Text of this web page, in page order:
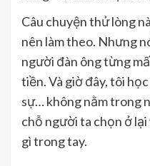
Câu chuyện thử lòng
nên làm theo. Nhưng
người đàn ông từng
tiền. Và giờ đây, tôi
sự… không nằm trong
chỗ người ta chọn ở
gì trong tay.